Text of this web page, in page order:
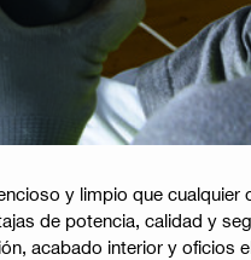
y limpio que cualquier
de potencia, calidad y
acabado interior y oficios